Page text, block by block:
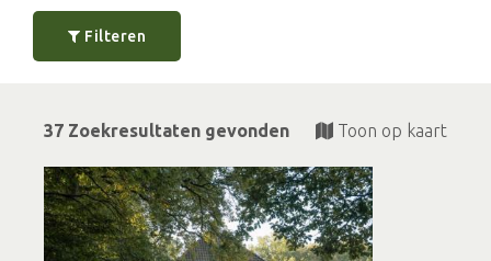
Filteren
37 Zoekresultaten gevonden Toon op kaart